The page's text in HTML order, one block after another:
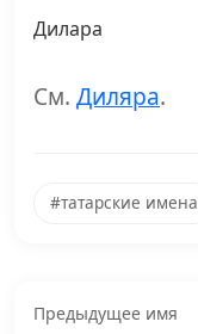
Дилара
См. Диляра.
#татарские имена
Предыдущее имя